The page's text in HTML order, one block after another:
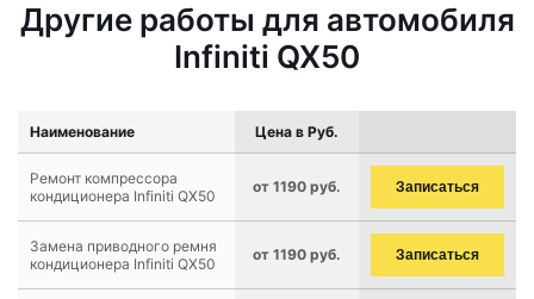
Другие работы для автомобиля
Infiniti QX50
Наименование Цена в Руб.
Ремонт компрессора
кондиционера Infiniti QX50
от 1190 руб. Записаться
Замена приводного ремня
кондиционера Infiniti QX50
от 1190 руб. Записаться